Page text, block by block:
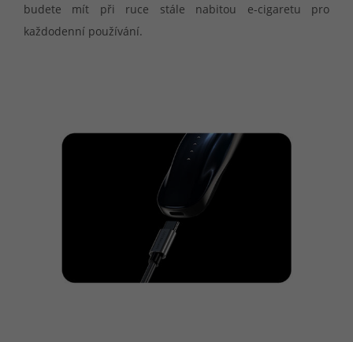
budete mít při ruce stále nabitou e-cigaretu pro
každodenní používání.